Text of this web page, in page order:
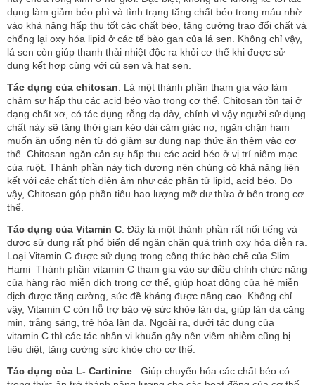
dụng làm giảm béo phì và tình trạng tăng chất béo trong máu nhờ
vào khả năng hấp thụ tốt các chất béo, tăng cường trao đổi chất và
chống lại oxy hóa lipid ở các tế bào gan của lá sen. Không chỉ vậy,
lá sen còn giúp thanh thải nhiệt độc ra khỏi cơ thể khi được sử
dụng kết hợp cùng với củ sen và hạt sen.
Tác dụng của chitosan: Là một thành phần tham gia vào làm
chậm sự hấp thu các acid béo vào trong cơ thể. Chitosan tồn tại ở
dạng chất xơ, có tác dụng rỗng dạ dày, chính vì vậy người sử dụng
chất này sẽ tăng thời gian kéo dài cảm giác no, ngăn chặn ham
muốn ăn uống nên từ đó giảm sự dung nạp thức ăn thêm vào cơ
thể. Chitosan ngăn cản sự hấp thu các acid béo ở vị trí niêm mạc
của ruột. Thành phần này tích dương nên chúng có khả năng liên
kết với các chất tích điện âm như các phân tử lipid, acid béo. Do
vậy, Chitosan góp phần tiêu hao lượng mỡ dư thừa ở bên trong cơ
thể.
Tác dụng của Vitamin C: Đây là một thành phần rất nổi tiếng và
được sử dụng rất phổ biến để ngăn chặn quá trình oxy hóa diễn ra.
Loại Vitamin C được sử dụng trong công thức bào chế của Slim
Hami Thành phần vitamin C tham gia vào sự điều chỉnh chức năng
của hàng rào miễn dịch trong cơ thể, giúp hoạt động của hệ miễn
dịch được tăng cường, sức đề kháng được nâng cao. Không chỉ
vậy, Vitamin C còn hỗ trợ bảo vệ sức khỏe làn da, giúp làn da căng
mịn, trắng sáng, trẻ hóa làn da. Ngoài ra, dưới tác dụng của
vitamin C thì các tác nhân vi khuẩn gây nên viêm nhiễm cũng bị
tiêu diệt, tăng cường sức khỏe cho cơ thể.
Tác dụng của L- Cartinine : Giúp chuyển hóa các chất béo có